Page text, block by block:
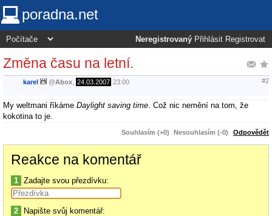
poradna.net
Neregistrovaný Přihlásit Registrovat
Změna času na letní.
karel @Abox 24.03.2007 23:00 #2
My weltmani říkáme Daylight saving time . Což nic nemění na tom, že
kokotina to je.
Souhlasím (+0) Nesouhlasím (-0) Odpovědět
Reakce na komentář
1 Zadajte svou přezdívku:
2 Napište svůj komentář: